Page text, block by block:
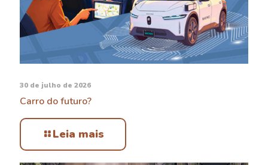
30 de julho de 2026
Carro do futuro?
Leia mais